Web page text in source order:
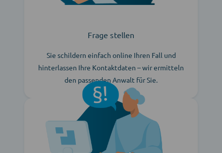
Frage stellen
Sie schildern einfach online Ihren Fall und
hinterlassen Ihre Kontaktdaten – wir ermitteln
den passenden Anwalt für Sie.